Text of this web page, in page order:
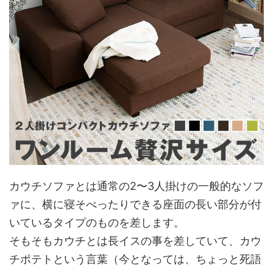
カウチソファとは通常の2〜3人掛けの一般的なソフ
ァに、横に寝そべったりできる座面の長い部分が付
いているタイプのものを差します。
そもそもカウチとは長イスの事を差していて、カウ
チポテトという言葉（今となっては、ちょっと死語